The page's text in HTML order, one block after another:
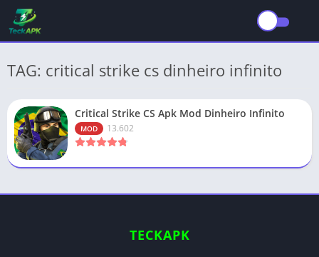
TAG: critical strike cs dinheiro infinito
Critical Strike CS Apk Mod Dinheiro Infinito
MOD 13.602
TECKAPK